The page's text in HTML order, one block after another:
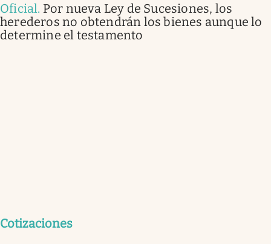
Oficial. Por nueva Ley de Sucesiones, los
herederos no obtendrán los bienes aunque lo
determine el testamento
Cotizaciones